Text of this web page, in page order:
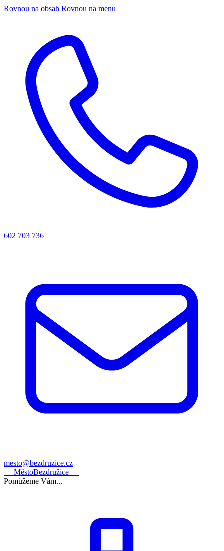
Rovnou na obsah Rovnou na menu
602 703 736
mesto@bezdruzice.cz
— MěstoBezdružice —
Pomůžeme Vám...